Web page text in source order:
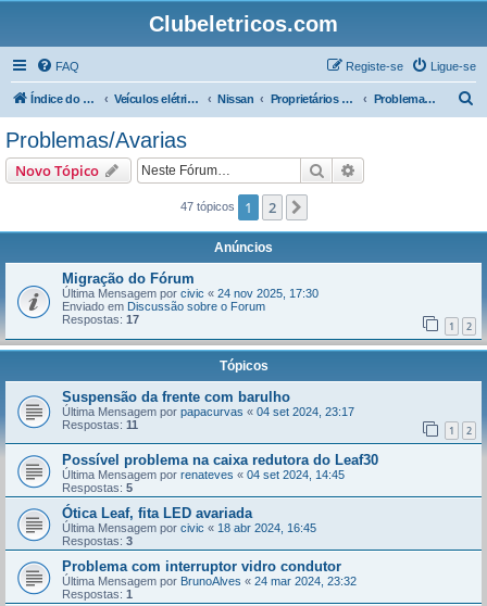
Clubeletricos.com
FAQ Ligue-se
Registe-se
Índice do Fórum Veículos elétricos e híbridos plug-in Nissan Proprietários do Nissan Leaf Problemas/Avarias
Problemas/Avarias
Novo Tópico Pesquisar
47 tópicos 1 2
Anúncios
Migração do Fórum
Última Mensagem por civic « 24 nov 2025, 17:30
Enviado em Discussão sobre o Forum
Respostas: 17 1 2
Tópicos
Suspensão da frente com barulho
Última Mensagem por papacurvas « 04 set 2024, 23:17
Respostas: 11 1 2
Possível problema na caixa redutora do Leaf30
Última Mensagem por renateves « 04 set 2024, 14:45
Respostas: 5
Ótica Leaf, fita LED avariada
Última Mensagem por civic « 18 abr 2024, 16:45
Respostas: 3
Problema com interruptor vidro condutor
Última Mensagem por BrunoAlves « 24 mar 2024, 23:32
Respostas: 1